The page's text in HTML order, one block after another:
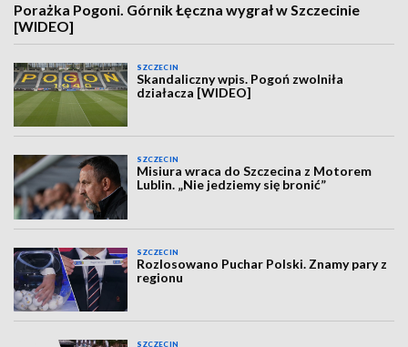
Porażka Pogoni. Górnik Łęczna wygrał w Szczecinie
[WIDEO]
SZCZECIN
Skandaliczny wpis. Pogoń zwolniła
działacza [WIDEO]
SZCZECIN
Misiura wraca do Szczecina z Motorem
Lublin. „Nie jedziemy się bronić”
SZCZECIN
Rozlosowano Puchar Polski. Znamy pary z
regionu
SZCZECIN